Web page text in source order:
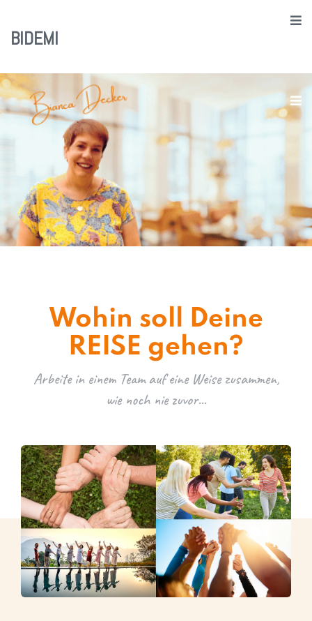
BIDEMI
Wohin soll Deine
REISE gehen?
Arbeite in einem Team auf eine Weise zusammen,
wie noch nie zuvor...